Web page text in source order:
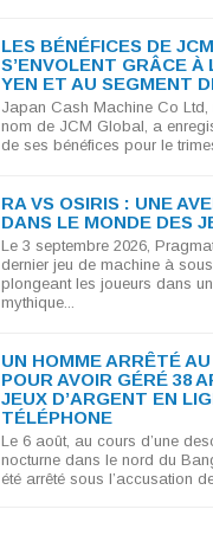
LES BÉNÉFICES DE
S’ENVOLENT GRÂCE À
YEN ET AU SEGMENT
Japan Cash Machine Co
nom de JCM Global, a
de ses bénéfices pour le
RA VS OSIRIS : UNE
DANS LE MONDE DES
Le 3 septembre 2026,
dernier jeu de machine à
plongeant les joueurs dans
mythique...
UN HOMME ARRÊTÉ
POUR AVOIR GÉRÉ 38
JEUX D’ARGENT EN
TÉLÉPHONE
Le 6 août, au cours d’une
nocturne dans le nord du
été arrêté sous l’accusation